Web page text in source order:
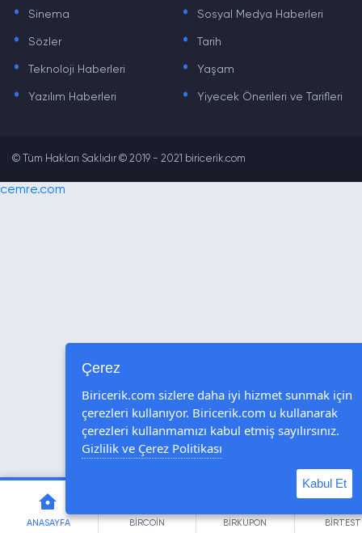
ANASAYFA BİRCOİN BİRKUPON BİRTEST
Sinema Sosyal Medya Haberleri
. Sözler . Tarih
. Teknoloji Haberleri . Yaşam
. Yazılım Haberleri . Yiyecek Önerileri ve Tarifleri
© Tüm Hakları Saklıdır © 2019 - 2021 biricerik.com
cemre.com
Çerez
Biricerik.com sizlere daha iyi hizmet sunmak için
çerezleri kullanıyor. Biricerik.com u kullanarak
çerezleri kullanmamızı kabul etmiş sayılırsınız.
Gizlilik ve Çerez Politikası
Kabul Et